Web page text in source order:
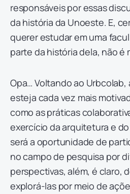
responsáveis por essas
da história da Unoeste. E,
querer estudar em uma
parte da história dela, não é
Opa… Voltando ao Urbcolab,
esteja cada vez mais
como as práticas
exercício da arquitetura e
será a oportunidade de
no campo de pesquisa por
perspectivas, além, é claro,
explorá-las por meio de